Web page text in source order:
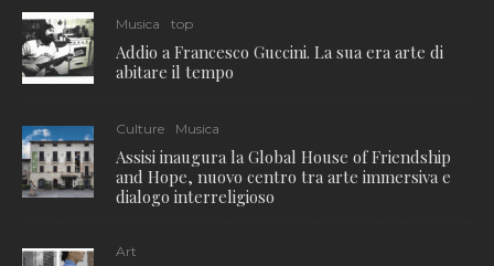
Musica top
Addio a Francesco Guccini. La sua era arte di
abitare il tempo
Culture Musica
Assisi inaugura la Global House of Friendship
and Hope, nuovo centro tra arte immersiva e
dialogo interreligioso
Art